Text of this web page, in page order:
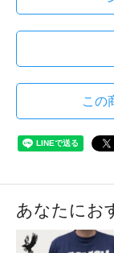
この
あなたにお